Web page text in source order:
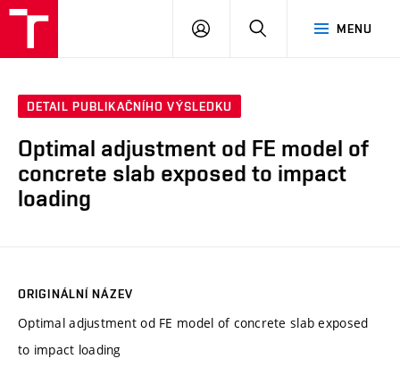
MENU
PŘIHLÁSIT
DETAIL PUBLIKAČNÍHO VÝSLEDKU
Optimal adjustment od FE model of
concrete slab exposed to impact
loading
ORIGINÁLNÍ NÁZEV
Optimal adjustment od FE model of concrete slab exposed
to impact loading